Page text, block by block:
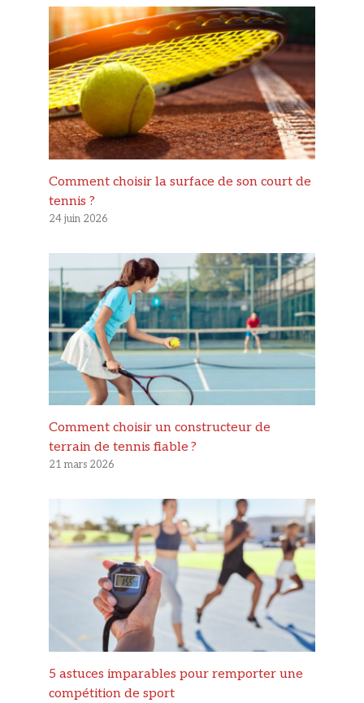
Comment choisir la surface de son court de
tennis ?
24 juin 2026
Comment choisir un constructeur de
terrain de tennis fiable ?
21 mars 2026
5 astuces imparables pour remporter une
compétition de sport